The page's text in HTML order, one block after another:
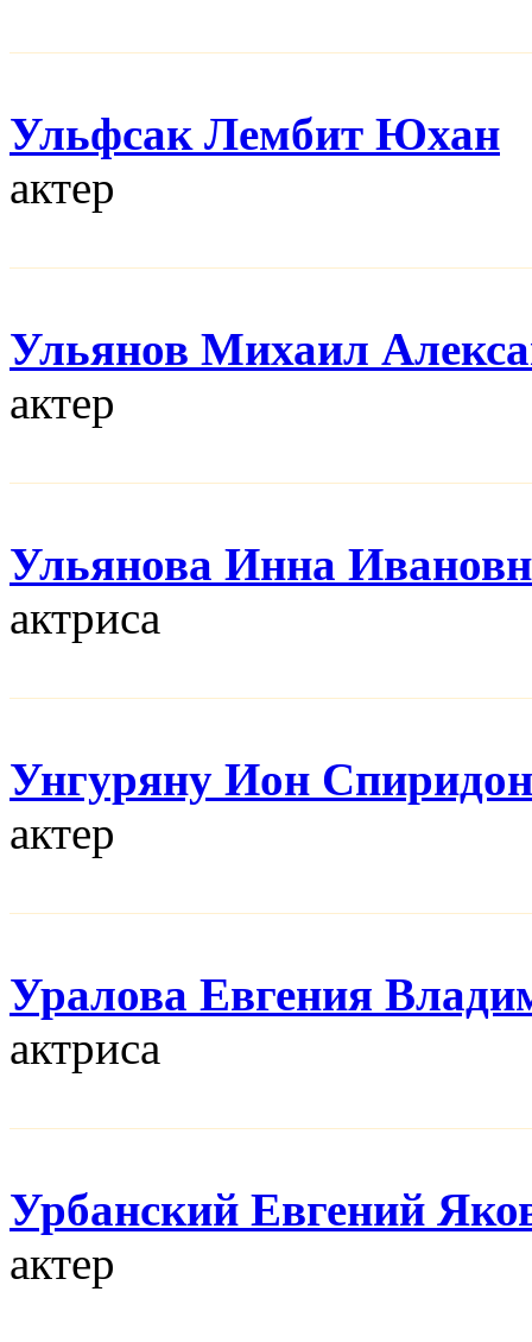
Ульфсак Лембит Юхан
актер
Ульянов Михаил
актер
Ульянова Инна
актриса
Унгуряну Ион
актер
Уралова Евгения
актриса
Урбанский Евгений
актер